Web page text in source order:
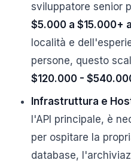
sviluppatore senior
$5.000 a $15.000+
località e
persone, questo
$120.000 -
Infrastruttura e
l'API principale, è
per ospitare la
database,